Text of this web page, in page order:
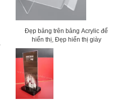
Đẹp bảng trên bảng Acrylic để
hiển thị, Đẹp hiển thị giày